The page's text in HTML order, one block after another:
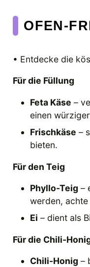
OFEN-
• Entdecke die
Für die Füllung
Feta Käse –
einen
Frischkäse –
bieten.
Für den Teig
Phyllo-Teig –
werden,
Ei – dient als
Für die Chili-
Chili-Honig –